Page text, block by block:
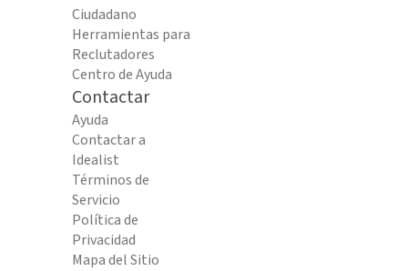
Ciudadano
Herramientas para
Reclutadores
Centro de Ayuda
Contactar
Ayuda
Contactar a
Idealist
Términos de
Servicio
Política de
Privacidad
Mapa del Sitio